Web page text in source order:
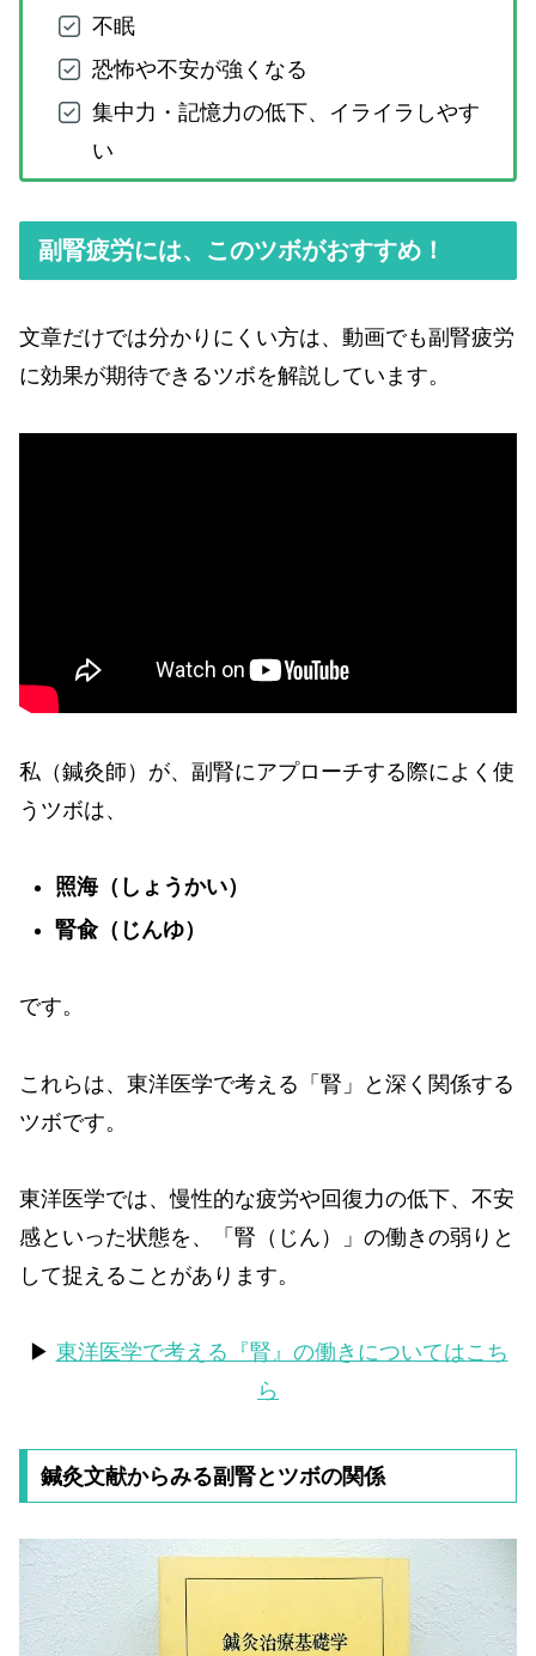
不眠
恐怖や不安が強くなる
集中力・記憶力の低下、イライラしやす
い
副腎疲労には、このツボがおすすめ！
文章だけでは分かりにくい方は、動画でも副腎疲労
に効果が期待できるツボを解説しています。
私（鍼灸師）が、副腎にアプローチする際によく使
うツボは、
照海（しょうかい）
腎兪（じんゆ）
です。
これらは、東洋医学で考える「腎」と深く関係する
ツボです。
東洋医学では、慢性的な疲労や回復力の低下、不安
感といった状態を、「腎（じん）」の働きの弱りと
して捉えることがあります。
▶ 東洋医学で考える『腎』の働きについてはこち
ら
鍼灸文献からみる副腎とツボの関係